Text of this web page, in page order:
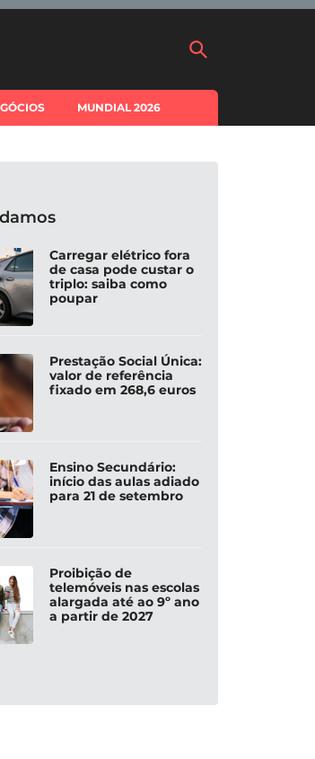
MUNDIAL 2026
Carregar elétrico fora
de casa pode custar o
triplo: saiba como
poupar
Prestação Social Única:
valor de referência
fixado em 268,6 euros
Ensino Secundário:
início das aulas adiado
para 21 de setembro
Proibição de
telemóveis nas escolas
alargada até ao 9º ano
a partir de 2027